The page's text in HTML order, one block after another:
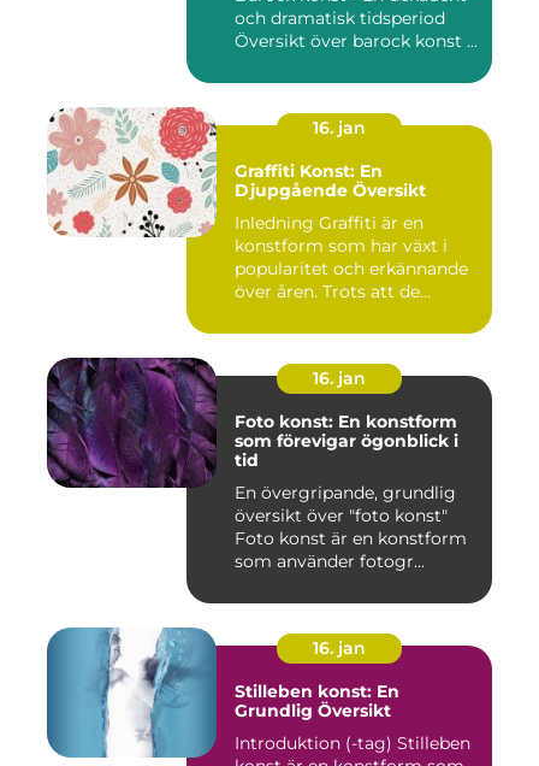
och dramatisk tidsperiod
Översikt över barock konst ...
16. jan
Graffiti Konst: En
Djupgående Översikt
Inledning Graffiti är en
konstform som har växt i
popularitet och erkännande
över åren. Trots att de...
16. jan
Foto konst: En konstform
som förevigar ögonblick i
tid
En övergripande, grundlig
översikt över "foto konst"
Foto konst är en konstform
som använder fotogr...
16. jan
Stilleben konst: En
Grundlig Översikt
Introduktion (-tag) Stilleben